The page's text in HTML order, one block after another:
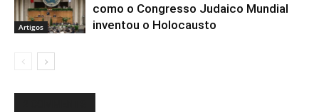
Artigos
como o Congresso Judaico Mundial
inventou o Holocausto